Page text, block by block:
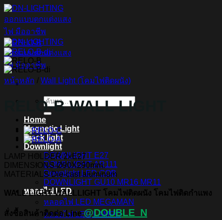
ข้าม
ไป
ยัง
เนื้อหา
ค้นหา:
Home
Magnetic Light
Track light
Downlight
DOWNLIGHT E27
DOWNLIGHT AR111
Downlight LED COB
DOWNLIGHT GU10 MR16 MR11
หลอดไฟ LED
หลอดไฟ LED MEGAMAN
หลอดไฟ LED LAMPO
หน้าหลัก / Wall Light (โคมไฟติดผนัง)
RELO-B WALL LIGHT
LAMP HOLDER 2xE27
DIMENSIONS Ø90X290mm.
MATERIALS Die-cast aluminum
WALL LIGHT WALLLIGHT โคมไฟติดผนัง โคมไฟติดกำแพง
สั่งซื้อสินค้าติดต่อ Line @DOUBLE_N